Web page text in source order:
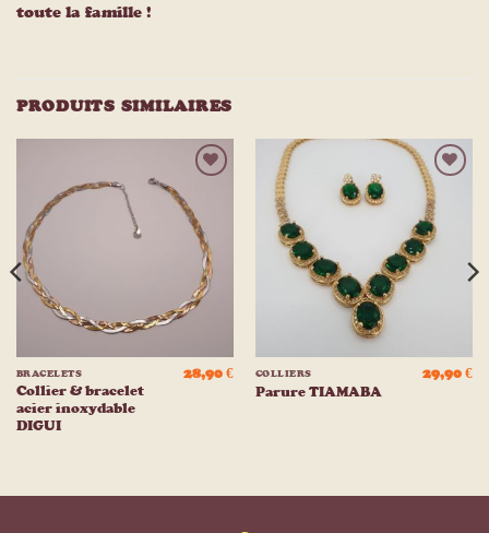
toute la famille !
PRODUITS SIMILAIRES
Ajouter
à la
liste
d’envies
BRACELETS
Collier & bracelet
acier inoxydable
DIGUI
28,90€
Ajouter
à la
liste
d’envies
COLLIERS
Parure TIAMABA
29,90€